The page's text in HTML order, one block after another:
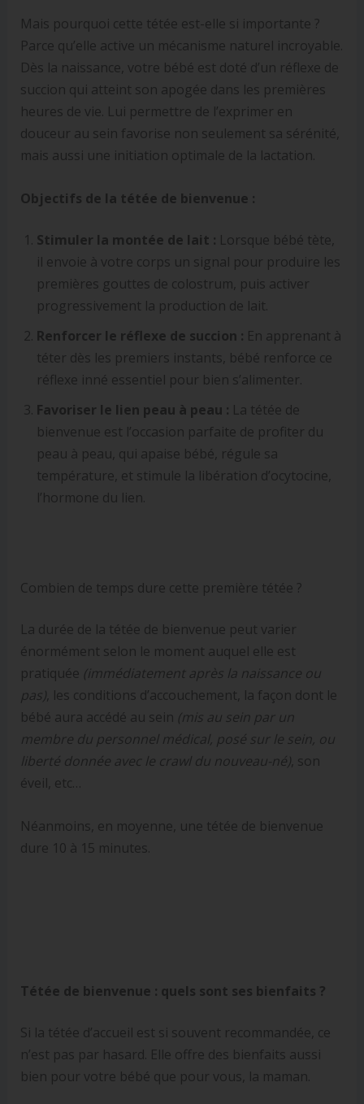
Mais pourquoi cette tétée est-elle si importante ?
Parce qu’elle active un mécanisme naturel incroyable.
Dès la naissance, votre bébé est doté d’un réflexe de
succion qui atteint son apogée dans les premières
heures de vie. Lui permettre de l’exprimer en
douceur au sein favorise non seulement sa sérénité,
mais aussi une initiation optimale de la lactation.
Objectifs de la tétée de bienvenue :
Stimuler la montée de lait : Lorsque bébé tète,
il envoie à votre corps un signal pour produire les
premières gouttes de colostrum, puis activer
progressivement la production de lait.
Renforcer le réflexe de succion : En apprenant à
téter dès les premiers instants, bébé renforce ce
réflexe inné essentiel pour bien s’alimenter.
Favoriser le lien peau à peau : La tétée de
bienvenue est l’occasion parfaite de profiter du
peau à peau, qui apaise bébé, régule sa
température, et stimule la libération d’ocytocine,
l’hormone du lien.
Combien de temps dure cette première tétée ?
La durée de la tétée de bienvenue peut varier
énormément selon le moment auquel elle est
pratiquée (immédiatement après la naissance ou
pas), les conditions d’accouchement, la façon dont le
bébé aura accédé au sein (mis au sein par un
membre du personnel médical, posé sur le sein, ou
liberté donnée avec le crawl du nouveau-né), son
éveil, etc…
Néanmoins, en moyenne, une tétée de bienvenue
dure 10 à 15 minutes.
Tétée de bienvenue : quels sont ses bienfaits ?
Si la tétée d’accueil est si souvent recommandée, ce
n’est pas par hasard. Elle offre des bienfaits aussi
bien pour votre bébé que pour vous, la maman.